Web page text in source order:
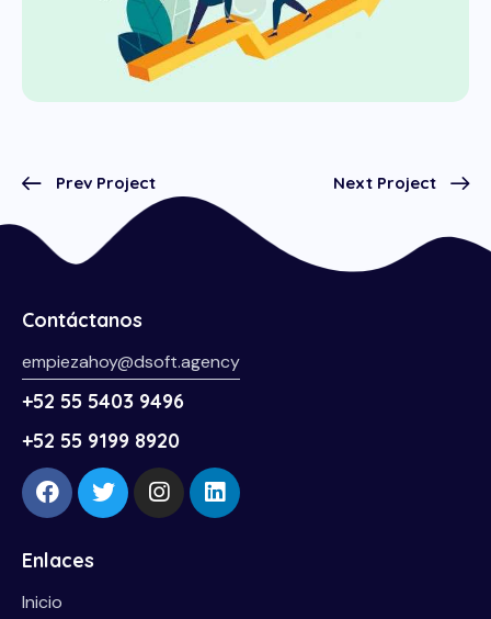
Prev Project Next Project
Contáctanos
empiezahoy@dsoft.agency
+52 55 5403 9496
+52 55 9199 8920
Enlaces
Inicio